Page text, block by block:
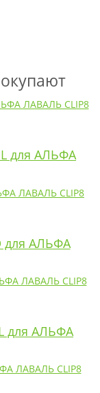
для АЛЬФА
для АЛЬФА
для АЛЬФА